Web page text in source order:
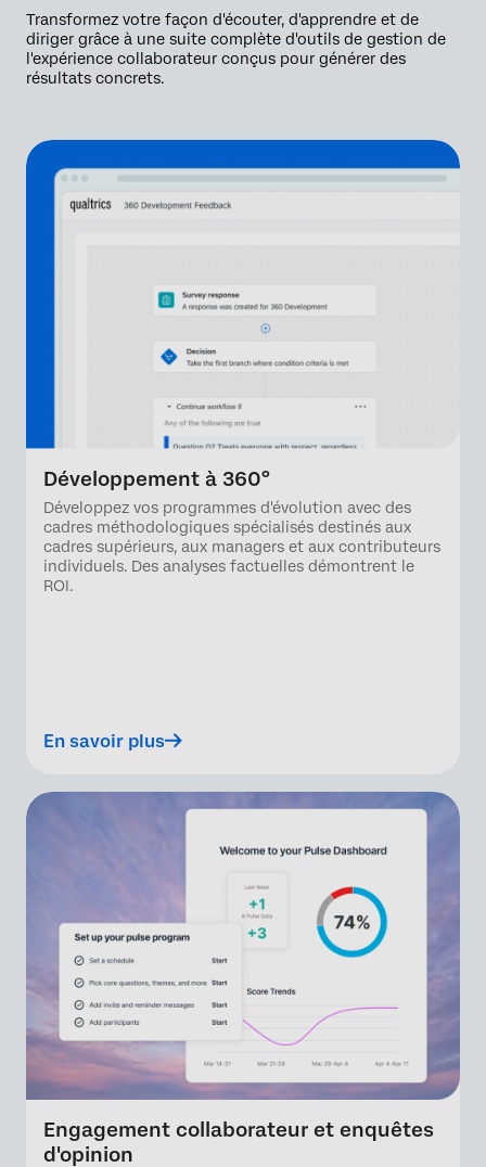
Transformez votre façon d'écouter, d'apprendre et de
diriger grâce à une suite complète d'outils de gestion de
l'expérience collaborateur conçus pour générer des
résultats concrets.
Développement à 360°
Développez vos programmes d'évolution avec des
cadres méthodologiques spécialisés destinés aux
cadres supérieurs, aux managers et aux contributeurs
individuels. Des analyses factuelles démontrent le
ROI.
En savoir plus
Engagement collaborateur et enquêtes
d'opinion